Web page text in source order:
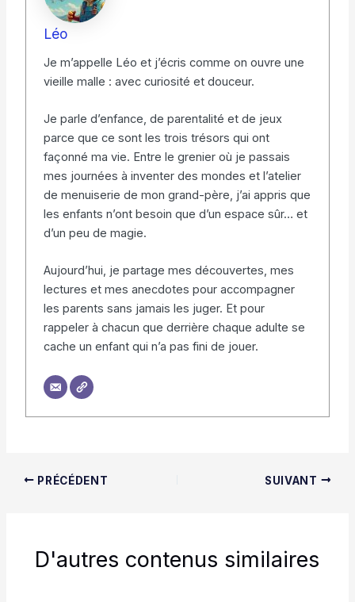
Léo
Je m’appelle Léo et j’écris comme on ouvre une
vieille malle : avec curiosité et douceur.
Je parle d’enfance, de parentalité et de jeux
parce que ce sont les trois trésors qui ont
façonné ma vie. Entre le grenier où je passais
mes journées à inventer des mondes et l’atelier
de menuiserie de mon grand-père, j’ai appris que
les enfants n’ont besoin que d’un espace sûr… et
d’un peu de magie.
Aujourd’hui, je partage mes découvertes, mes
lectures et mes anecdotes pour accompagner
les parents sans jamais les juger. Et pour
rappeler à chacun que derrière chaque adulte se
cache un enfant qui n’a pas fini de jouer.
PRÉCÉDENT SUIVANT
D'autres contenus similaires